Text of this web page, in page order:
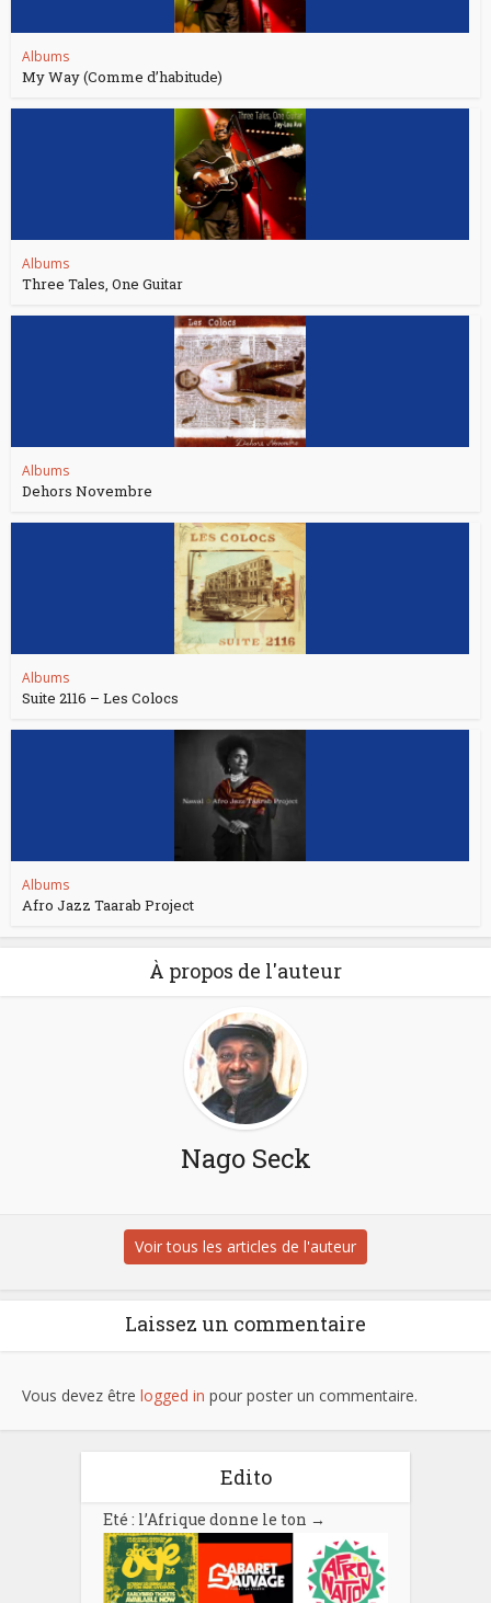
Albums
My Way (Comme d’habitude)
Albums
Three Tales, One Guitar
Albums
Dehors Novembre
Albums
Suite 2116 – Les Colocs
Albums
Afro Jazz Taarab Project
À propos de l'auteur
Nago Seck
Voir tous les articles de l'auteur
Laissez un commentaire
Vous devez être logged in pour poster un commentaire.
Edito
Eté : l’Afrique donne le ton →